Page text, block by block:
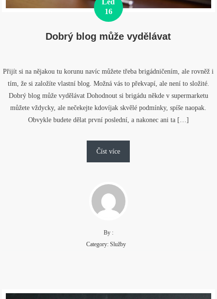
16
Dobrý blog může vydělávat
Přijít si na nějakou tu korunu navíc můžete třeba brigádničením, ale rovněž i
tím, že si založíte vlastní blog. Možná vás to překvapí, ale není to složité.
Dobrý blog může vydělávat Dohodnout si brigádu někde v supermarketu
můžete vždycky, ale nečekejte kdovíjak skvělé podmínky, spíše naopak.
Obvykle budete dělat první poslední, a nakonec ani ta […]
Číst více
By :
Category: Služby